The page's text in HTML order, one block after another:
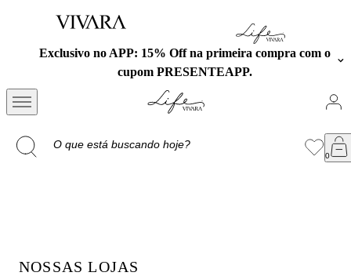
Exclusivo no APP: 15% Off na primeira compra com o
cupom PRESENTEAPP.
NOSSAS LOJAS